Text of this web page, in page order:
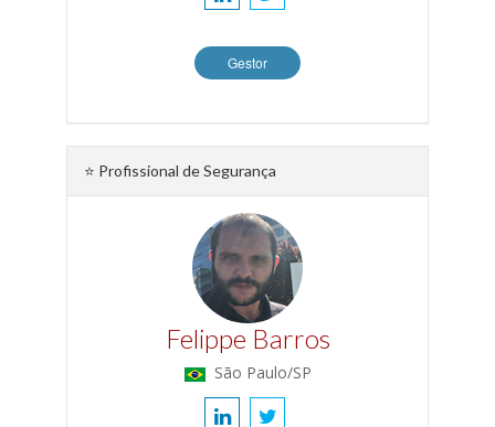
Gestor
⭐ Profissional de Segurança
Felippe Barros
São Paulo/SP